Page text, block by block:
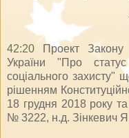
42:20 Проект
України "Про
соціального захисту"
рішенням
18 грудня 2018 року
№ 3222, н.д. Зінкевич